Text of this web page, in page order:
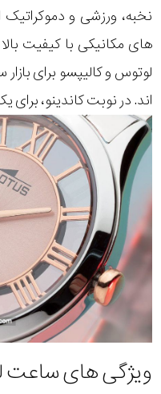
نخبه، ورزشی و
های مکانیکی با کیفیت
لوتوس و کالیپسو برای
اند. در نوبت کاندینو،
ویژگی های